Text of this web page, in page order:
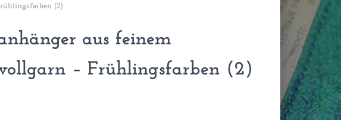
(2)
aus feinem
– Frühlingsfarben (2)